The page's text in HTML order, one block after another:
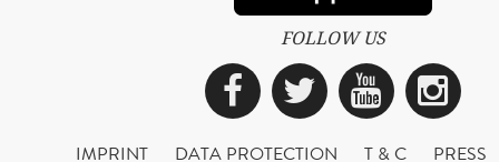
FOLLOW US
Facebook
Twitter
IMPRINT DATA PROTECTION T & C
PRESS